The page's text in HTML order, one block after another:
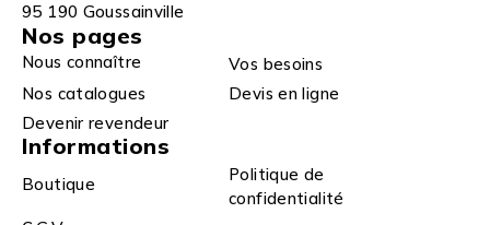
95 190 Goussainville
Nos pages
Nous connaître
Vos besoins
Nos catalogues
Devis en ligne
Devenir revendeur
Informations
Boutique
Politique de
confidentialité